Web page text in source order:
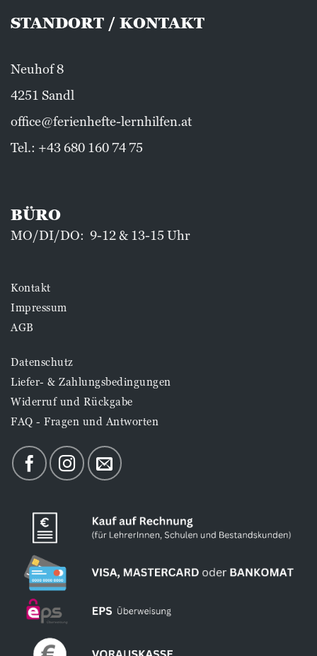
STANDORT / KONTAKT
Neuhof 8
4251 Sandl
office@ferienhefte-lernhilfen.at
Tel.: +43 680 160 74 75
BÜRO
MO/DI/DO: 9-12 & 13-15 Uhr
Kontakt
Impressum
AGB
Datenschutz
Liefer- & Zahlungsbedingungen
Widerruf und Rückgabe
FAQ - Fragen und Antworten